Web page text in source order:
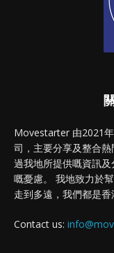
Movestarter 由2021
司，主要分享及整合
過我地所提供嘅資訊
嘅憂慮。 我地致力於
走到多遠，我們都是香
Contact us: